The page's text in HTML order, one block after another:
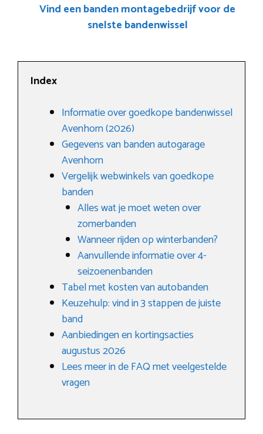
Vind een banden montagebedrijf voor de
snelste bandenwissel
Index
Informatie over goedkope bandenwissel
Avenhorn (2026)
Gegevens van banden autogarage
Avenhorn
Vergelijk webwinkels van goedkope
banden
Alles wat je moet weten over
zomerbanden
Wanneer rijden op winterbanden?
Aanvullende informatie over 4-
seizoenenbanden
Tabel met kosten van autobanden
Keuzehulp: vind in 3 stappen de juiste
band
Aanbiedingen en kortingsacties
augustus 2026
Lees meer in de FAQ met veelgestelde
vragen